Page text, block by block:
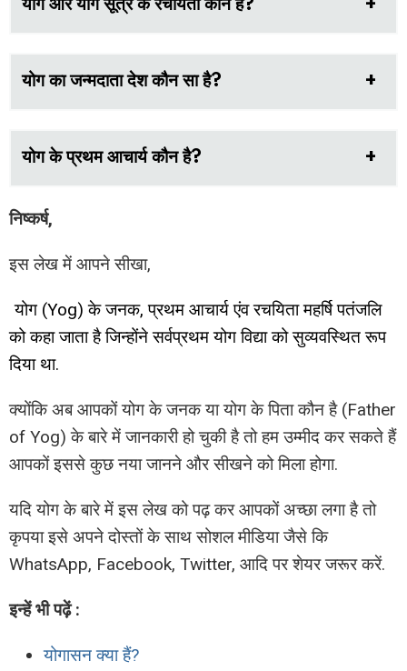
योग और योग सूत्र के रचयिता कौन है?
योग का जन्मदाता देश कौन सा है?
योग के प्रथम आचार्य कौन है?
निष्कर्ष,
इस लेख में आपने सीखा,
योग (Yog) के जनक, प्रथम आचार्य एंव रचयिता महर्षि पतंजलि
को कहा जाता है जिन्होंने सर्वप्रथम योग विद्या को सुव्यवस्थित रूप
दिया था.
क्योंकि अब आपकों योग के जनक या योग के पिता कौन है (Father
of Yog) के बारे में जानकारी हो चुकी है तो हम उम्मीद कर सकते हैं
आपकों इससे कुछ नया जानने और सीखने को मिला होगा.
यदि योग के बारे में इस लेख को पढ़ कर आपकों अच्छा लगा है तो
कृपया इसे अपने दोस्तों के साथ सोशल मीडिया जैसे कि
WhatsApp, Facebook, Twitter, आदि पर शेयर जरूर करें.
इन्हें भी पढ़ें :
योगासन क्या हैं?